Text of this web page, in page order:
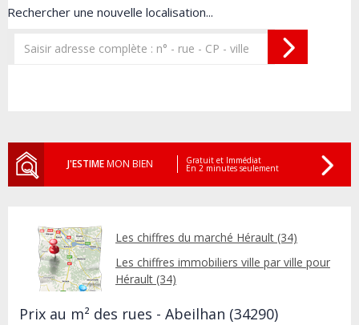
Rechercher une nouvelle localisation...
J'ESTIMEMON BIEN Gratuit et Immédiat
En 2 minutes seulement
Les chiffres du marché Hérault (34)
Les chiffres immobiliers ville par ville pour
Hérault (34)
Prix au m² des rues - Abeilhan (34290)